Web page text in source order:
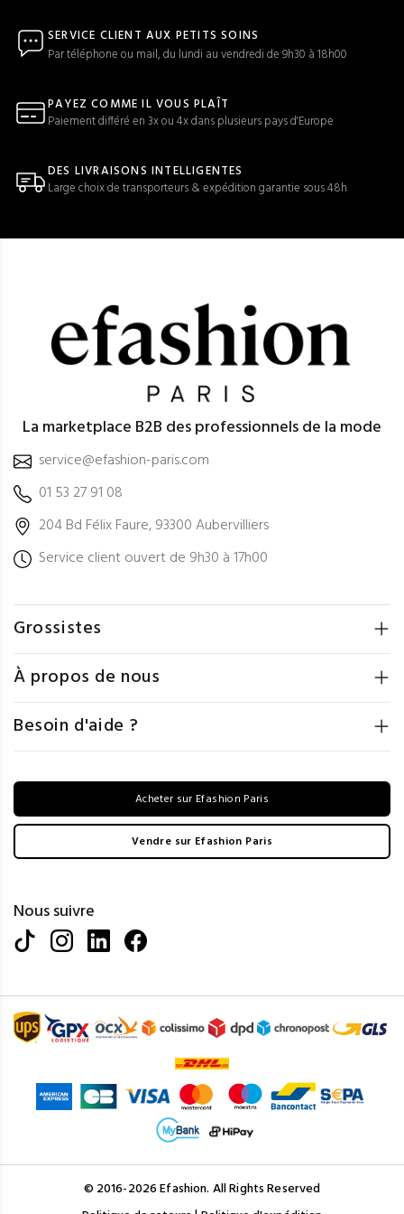
SERVICE CLIENT AUX PETITS SOINS
Par téléphone ou mail, du lundi au vendredi de 9h30 à 18h00
PAYEZ COMME IL VOUS PLAÎT
Paiement différé en 3x ou 4x dans plusieurs pays d'Europe
DES LIVRAISONS INTELLIGENTES
Large choix de transporteurs & expédition garantie sous 48h
La marketplace B2B des professionnels de la mode
service@efashion-paris.com
01 53 27 91 08
204 Bd Félix Faure, 93300 Aubervilliers
Service client ouvert de 9h30 à 17h00
Grossistes
À propos de nous
Besoin d'aide ?
Acheter sur Efashion Paris
Vendre sur Efashion Paris
Nous suivre
© 2016-2026 Efashion. All Rights Reserved